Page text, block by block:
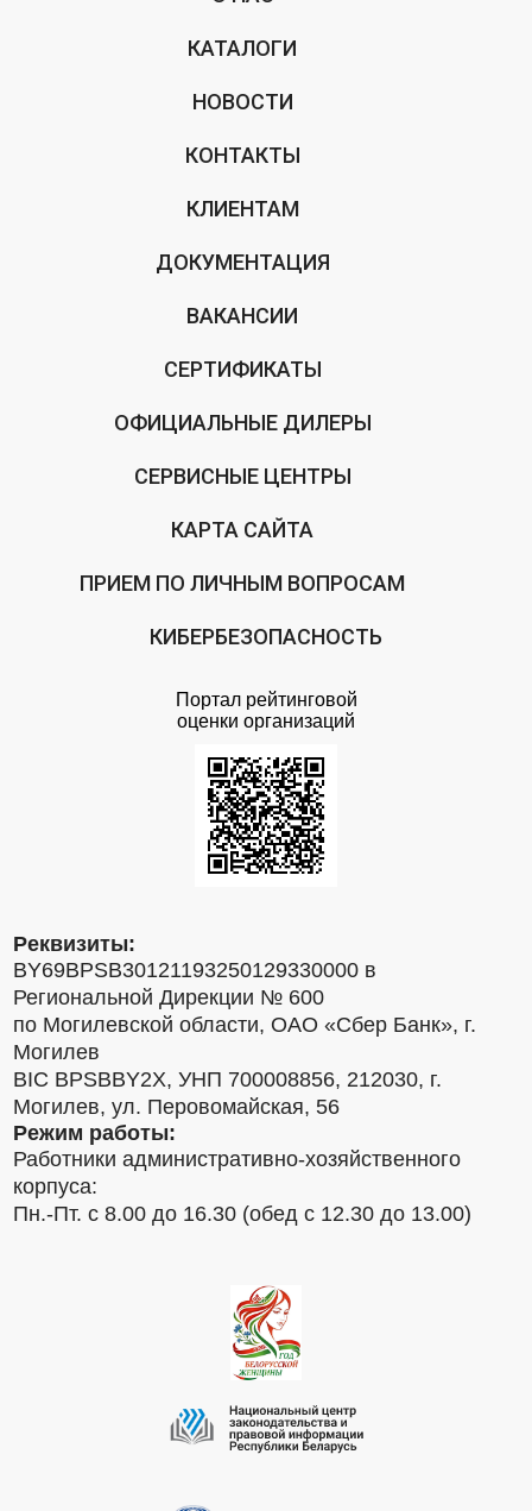
КАТАЛОГИ
НОВОСТИ
КОНТАКТЫ
КЛИЕНТАМ
ДОКУМЕНТАЦИЯ
ВАКАНСИИ
СЕРТИФИКАТЫ
ОФИЦИАЛЬНЫЕ ДИЛЕРЫ
СЕРВИСНЫЕ ЦЕНТРЫ
КАРТА САЙТА
ПРИЕМ ПО ЛИЧНЫМ ВОПРОСАМ
КИБЕРБЕЗОПАСНОСТЬ
Портал рейтинговой
оценки организаций
Реквизиты:
BY69BPSB30121193250129330000 в
Региональной Дирекции № 600
по Могилевской области, ОАО «Сбер Банк», г.
Могилев
BIC BPSBBY2X, УНП 700008856, 212030, г.
Могилев, ул. Перовомайская, 56
Режим работы:
Работники административно-хозяйственного
корпуса:
Пн.-Пт. с 8.00 до 16.30 (обед с 12.30 до 13.00)